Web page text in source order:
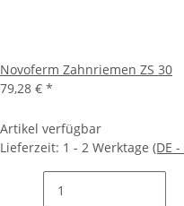
Novoferm Zahnriemen ZS 30
79,28 € *
Artikel verfügbar
Lieferzeit: 1 - 2 Werktage (DE